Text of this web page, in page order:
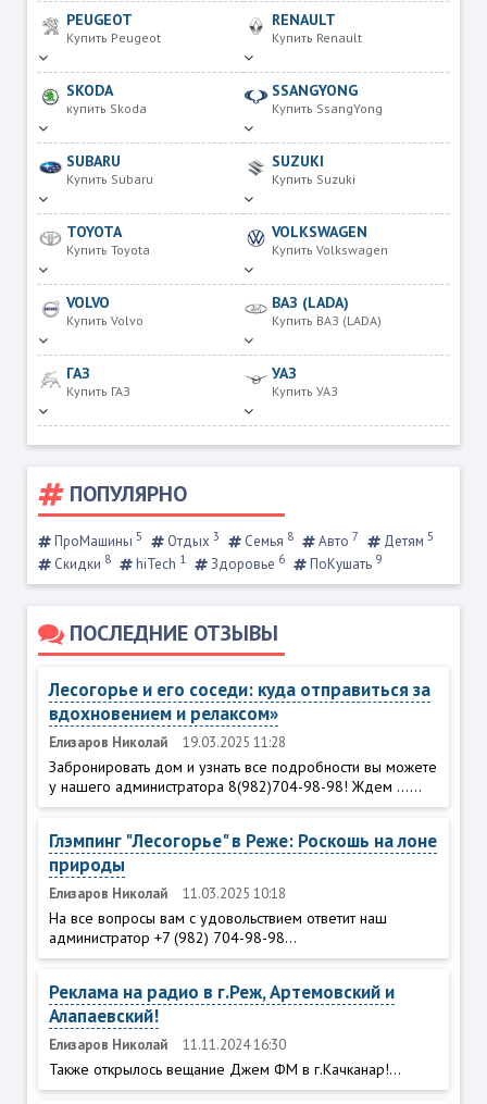
PEUGEOT
Купить Peugeot
RENAULT
Купить Renault
SKODA
купить Skoda
SSANGYONG
Купить SsangYong
SUBARU
Купить Subaru
SUZUKI
Купить Suzuki
TOYOTA
Купить Toyota
VOLKSWAGEN
Купить Volkswagen
VOLVO
Купить Volvo
ВАЗ (LADA)
Купить ВАЗ (LADA)
ГАЗ
Купить ГАЗ
УАЗ
Купить УАЗ
ПОПУЛЯРНО
ПроМашины 5 Отдых 3 Семья 8 Авто 7 Детям 5
Скидки 8 hiTech 1 Здоровье 6 ПоКушать 9
ПОСЛЕДНИЕ ОТЗЫВЫ
Лесогорье и его соседи: куда отправиться за
вдохновением и релаксом»
Елизаров Николай 19.03.2025 11:28
Забронировать дом и узнать все подробности вы можете
у нашего администратора 8(982)704-98-98! Ждем ......
Глэмпинг "Лесогорье" в Реже: Роскошь на лоне
природы
Елизаров Николай 11.03.2025 10:18
На все вопросы вам с удовольствием ответит наш
администратор +7 (982) 704-98-98...
Реклама на радио в г.Реж, Артемовский и
Алапаевский!
Елизаров Николай 11.11.2024 16:30
Также открылось вещание Джем ФМ в г.Качканар!...